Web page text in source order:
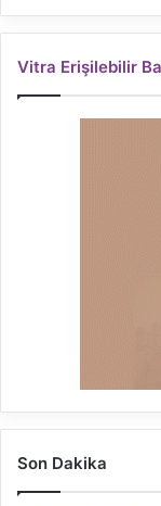
Vitra Erişilebilir
Son Dakika